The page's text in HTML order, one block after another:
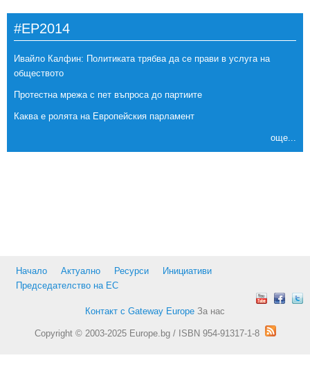
#EP2014
Ивайло Калфин: Политиката трябва да се прави в услуга на
обществото
Протестна мрежа с пет въпроса до партиите
Каква е ролята на Европейския парламент
още...
Начало Актуално Ресурси
Инициативи
Председателство на ЕС
Контакт с Gateway Europe За нас
Copyright © 2003-2025 Europe.bg / ISBN 954-91317-1-8